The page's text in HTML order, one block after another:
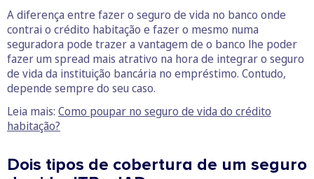
A diferença entre fazer o seguro de vida no banco onde
contrai o crédito habitação e fazer o mesmo numa
seguradora pode trazer a vantagem de o banco lhe poder
fazer um spread mais atrativo na hora de integrar o seguro
de vida da instituição bancária no empréstimo. Contudo,
depende sempre do seu caso.
Leia mais: Como poupar no seguro de vida do crédito
habitação?
Dois tipos de cobertura de um seguro